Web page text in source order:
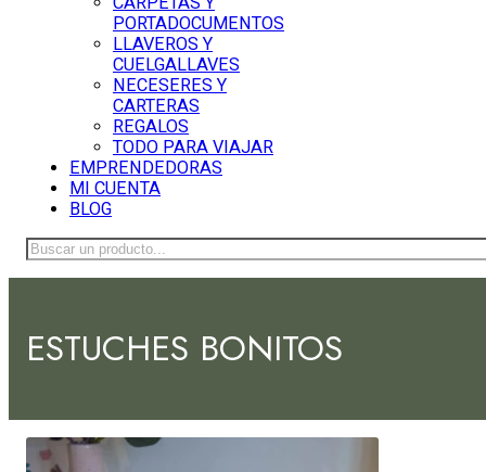
PORTADOCUMENTOS
LLAVEROS Y
CUELGALLAVES
NECESERES Y
CARTERAS
REGALOS
TODO PARA VIAJAR
EMPRENDEDORAS
MI CUENTA
BLOG
Buscar
ESTUCHES BONITOS